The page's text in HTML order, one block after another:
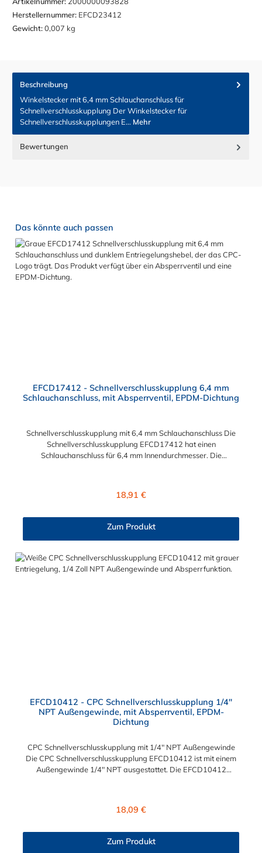
Herstellernummer: EFCD23412
Gewicht:0,007 kg
Beschreibung
Winkelstecker mit 6,4 mm Schlauchanschluss für
Schnellverschlusskupplung Der Winkelstecker für
Schnellverschlusskupplungen E… Mehr
Bewertungen
Produktgalerie überspringen
Das könnte auch passen
EFCD17412 - Schnellverschlusskupplung 6,4 mm
Schlauchanschluss, mit Absperrventil, EPDM-Dichtung
Schnellverschlusskupplung mit 6,4 mm Schlauchanschluss Die
Schnellverschlusskupplung EFCD17412 hat einen
Schlauchanschluss für 6,4 mm Innendurchmesser. Die
Schnellverschlusskupplung mit allen CPC Steckern der EFC12-
Regulärer Preis:
18,91 €
Zum Produkt
EFCD10412 - CPC Schnellverschlusskupplung 1/4"
NPT Außengewinde, mit Absperrventil, EPDM-
Dichtung
CPC Schnellverschlusskupplung mit 1/4" NPT Außengewinde
Die CPC Schnellverschlusskupplung EFCD10412 ist mit einem
Außengewinde 1/4" NPT ausgestattet. Die EFCD10412
Stecker, hat ein Innenmaß von ≈ 13 mm. Max. Betriebsdruck:
Sie können diese Schnellverschlusskupplung mit allen Steckern
der EFC12- Serie kombinieren.
Regulärer Preis:
18,09 €
Zum Produkt